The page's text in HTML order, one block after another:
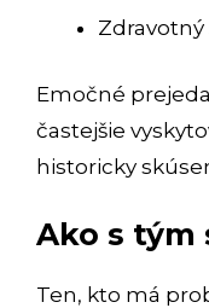
Zdravotný
Emočné
častejšie
historicky
Ako s tým
Ten, kto má